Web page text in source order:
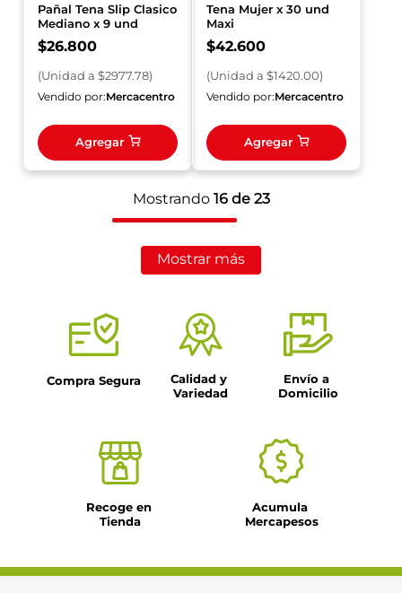
Pañal Tena Slip Clasico
Mediano x 9 und
$26.800
(Unidad a $2977.78)
Vendido por:Mercacentro
Agregar
Tena Mujer x 30 und
Maxi
$42.600
(Unidad a $1420.00)
Vendido por:Mercacentro
Agregar
Mostrando 16 de 23
Mostrar más
Compra Segura
Calidad y
Variedad
Envío a
Domicilio
Recoge en
Tienda
Acumula
Mercapesos